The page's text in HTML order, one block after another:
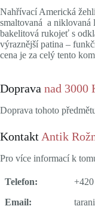
Nahřívací Americká
smaltovaná a niklovaná
bakelitová rukojeť s
výraznější patina –
cena je za celý tento
Doprava nad 3000
Doprava tohoto
Kontakt Antik
Pro více informací k
Telefon:
Email: